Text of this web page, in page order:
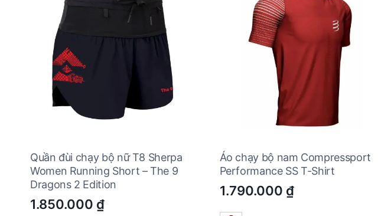
Quần đùi chạy bộ nữ T8 Sherpa
Women Running Short – The 9
Dragons 2 Edition
1.850.000 ₫
Áo chạy bộ nam Compressport
Performance SS T-Shirt
1.790.000 ₫